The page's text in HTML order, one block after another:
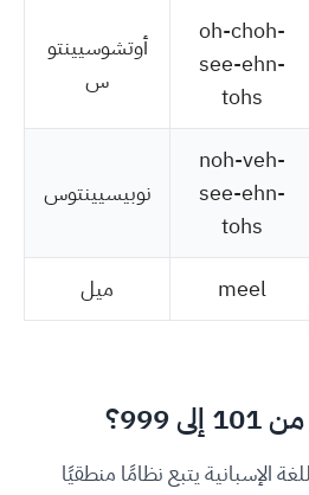
oh-choh-
see-ehn-
tohs
أوتشوسيينتو
س
noh-veh-
see-ehn-
tohs
نوبيسيينتوس
meel ميل
الإسبانية يتبع نظامًا منطقيًا